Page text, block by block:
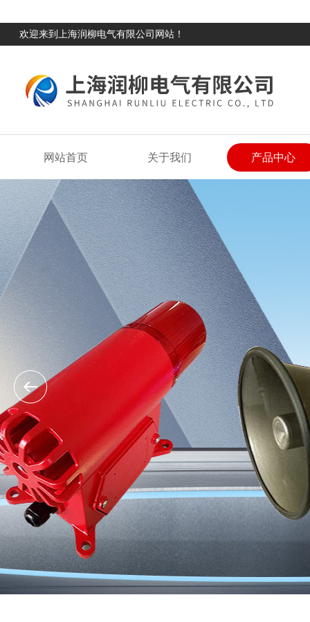
欢迎来到上海润柳电气有限公司网站！
网站首页 关于我们 产品中心